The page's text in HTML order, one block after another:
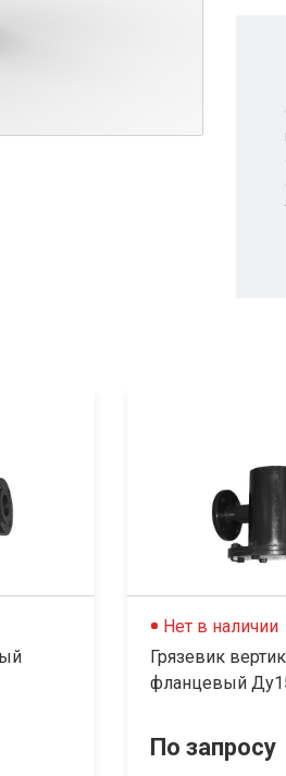
Нет в наличии
Грязевик
фланцевый
По запросу